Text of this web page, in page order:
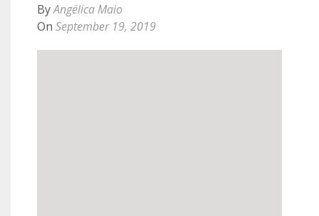
ByAngélica Maio
On September 19, 2019